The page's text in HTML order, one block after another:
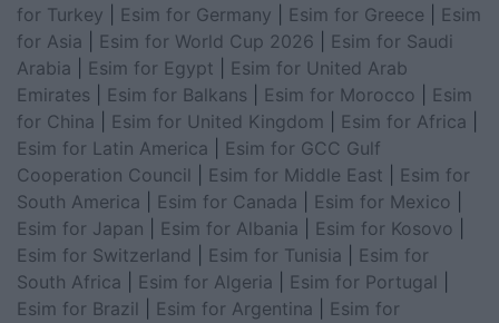
for Turkey
Esim for Germany Esim for Greece
Esim
for Asia
Esim for World Cup 2026
Esim for Saudi
Arabia
Esim for Egypt
Esim for United Arab
Emirates
Esim for Balkans Esim for Morocco
Esim
for China
Esim for United Kingdom Esim for Africa
Esim for Latin America
Esim for GCC Gulf
Cooperation Council
Esim for Middle East
Esim for
South America
Esim for Canada Esim for Mexico
Esim for Japan
Esim for Albania Esim for Kosovo
Esim for Switzerland
Esim for Tunisia
Esim for
South Africa
Esim for Algeria Esim for Portugal
Esim for Brazil
Esim for Argentina
Esim for